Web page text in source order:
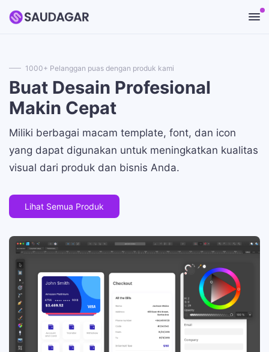
1000+ Pelanggan puas dengan produk kami
Buat Desain Profesional
Makin Cepat
Miliki berbagai macam template, font, dan icon
yang dapat digunakan untuk meningkatkan kualitas
visual dari produk dan bisnis Anda.
Lihat Semua Produk